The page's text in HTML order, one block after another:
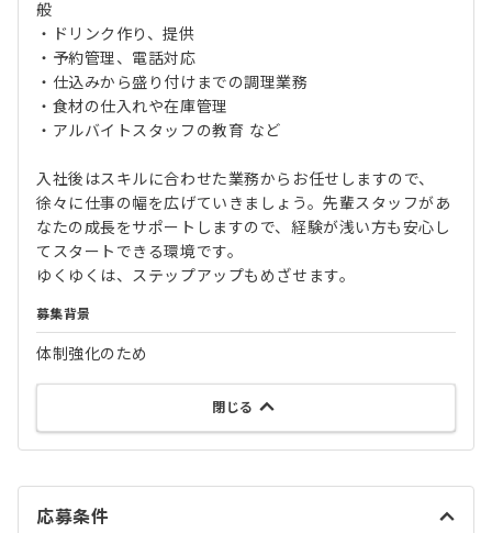
般
・ドリンク作り、提供
・予約管理、電話対応
・仕込みから盛り付けまでの調理業務
・食材の仕入れや在庫管理
・アルバイトスタッフの教育 など
入社後はスキルに合わせた業務からお任せしますので、
徐々に仕事の幅を広げていきましょう。先輩スタッフがあ
なたの成長をサポートしますので、経験が浅い方も安心し
てスタートできる環境です。
ゆくゆくは、ステップアップもめざせます。
募集背景
体制強化のため
閉じる
応募条件